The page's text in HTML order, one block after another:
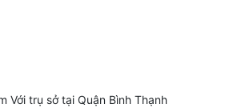
nguồn gốc rõ ràng
gia đình
trụ sở tại Quận Bình Thạnh